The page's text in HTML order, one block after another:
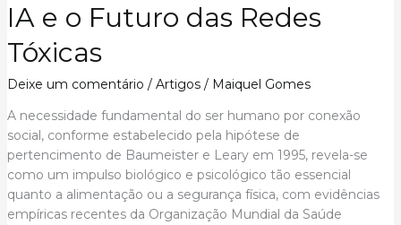
IA e o Futuro das Redes
Tóxicas
Deixe um comentário / Artigos/ Maiquel Gomes
A necessidade fundamental do ser humano por conexão
social, conforme estabelecido pela hipótese de
pertencimento de Baumeister e Leary em 1995, revela-se
como um impulso biológico e psicológico tão essencial
quanto a alimentação ou a segurança física, com evidências
empíricas recentes da Organização Mundial da Saúde